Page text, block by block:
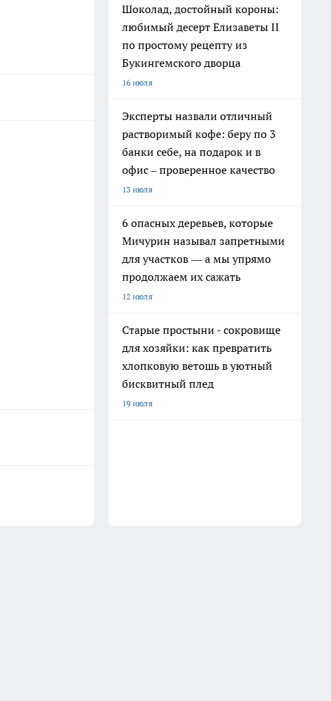
Шоколад, достойный короны:
любимый десерт Елизаветы II
по простому рецепту из
Букингемского дворца
16 июля
Эксперты назвали отличный
растворимый кофе: беру по 3
банки себе, на подарок и в
офис – проверенное качество
13 июля
6 опасных деревьев, которые
Мичурин называл запретными
для участков — а мы упрямо
продолжаем их сажать
12 июля
Старые простыни - сокровище
для хозяйки: как превратить
хлопковую ветошь в уютный
бисквитный плед
19 июля